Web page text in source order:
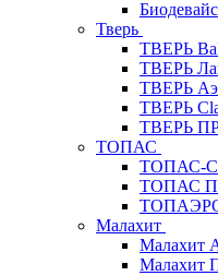
Тверь
ТВЕРЬ
ТВЕРЬ
ТВЕРЬ
ТВЕРЬ
ТВЕРЬ
ТОПАС
ТОПАС-С
ТОПАС
Малахит
Малахит
Малахит